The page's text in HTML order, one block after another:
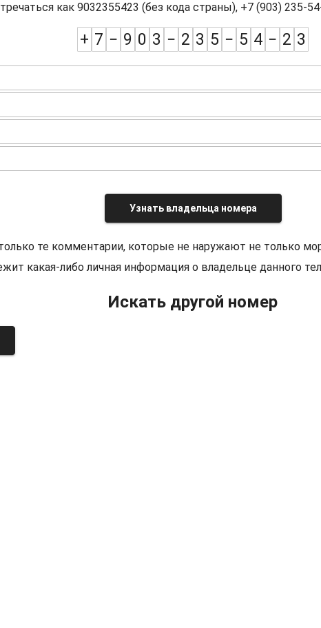
как 9032355423 (без кода страны), +7 (903) 235-
+ 7 − 9 0 3 − 2 3 5 − 5 4 − 2 3
Узнать владельца номера
те комментарии, которые не наружают не только
какая-либо личная информация о владельце данного
Искать другой номер